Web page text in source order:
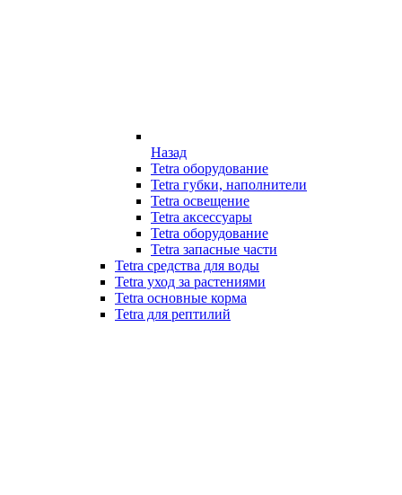
Назад
Tetra оборудование
Tetra губки, наполнители
Tetra освещение
Tetra аксессуары
Tetra оборудование
Tetra запасные части
Tetra средства для воды
Tetra уход за растениями
Tetra основные корма
Tetra для рептилий